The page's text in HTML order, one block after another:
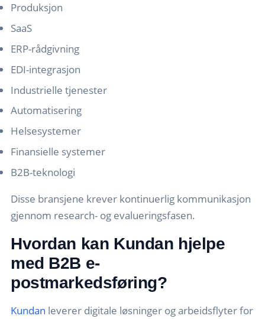
Produksjon
SaaS
ERP-rådgivning
EDI-integrasjon
Industrielle tjenester
Automatisering
Helsesystemer
Finansielle systemer
B2B-teknologi
Disse bransjene krever kontinuerlig kommunikasjon
gjennom research- og evalueringsfasen.
Hvordan kan Kundan hjelpe
med B2B e-
postmarkedsføring?
Kundan leverer digitale løsninger og arbeidsflyter for